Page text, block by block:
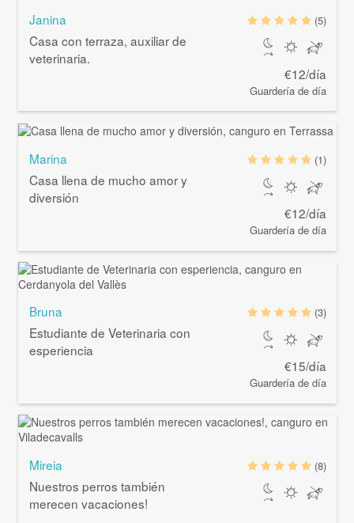
Janina
Casa con terraza, auxiliar de
veterinaria.
(5)
€12/día
Guardería de día
Marina
Casa llena de mucho amor y
diversión
(1)
€12/día
Guardería de día
Bruna
Estudiante de Veterinaria con
esperiencia
(3)
€15/día
Guardería de día
Mireia
Nuestros perros también
merecen vacaciones!
(8)